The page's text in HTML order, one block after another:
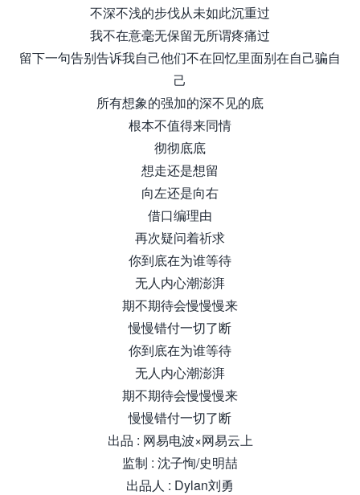
不深不浅的步伐从未如此沉重过
我不在意毫无保留无所谓疼痛过
留下一句告别告诉我自己他们不在回忆里面别在自己骗自
己
所有想象的强加的深不见的底
根本不值得来同情
彻彻底底
想走还是想留
向左还是向右
借口编理由
再次疑问着祈求
你到底在为谁等待
无人内心潮澎湃
期不期待会慢慢慢来
慢慢错付一切了断
你到底在为谁等待
无人内心潮澎湃
期不期待会慢慢慢来
慢慢错付一切了断
出品 : 网易电波×网易云上
监制 : 沈子恂/史明喆
出品人 : Dylan刘勇